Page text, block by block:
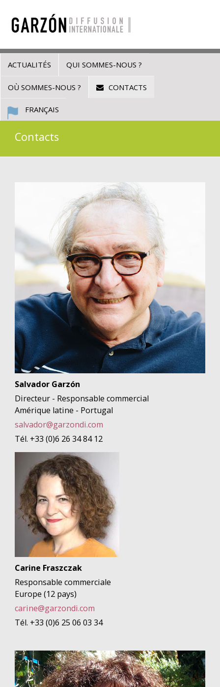
ACTUALITÉS QUI SOMMES-NOUS ?
OÙ SOMMES-NOUS ? CONTACTS
FRANÇAIS
Contacts
Salvador Garzón
Directeur - Responsable commercial
Amérique latine - Portugal
salvador@garzondi.com
Tél. +33 (0)6 26 34 84 12
Carine Fraszczak
Responsable commerciale
Europe (12 pays)
carine@garzondi.com
Tél. +33 (0)6 25 06 03 34